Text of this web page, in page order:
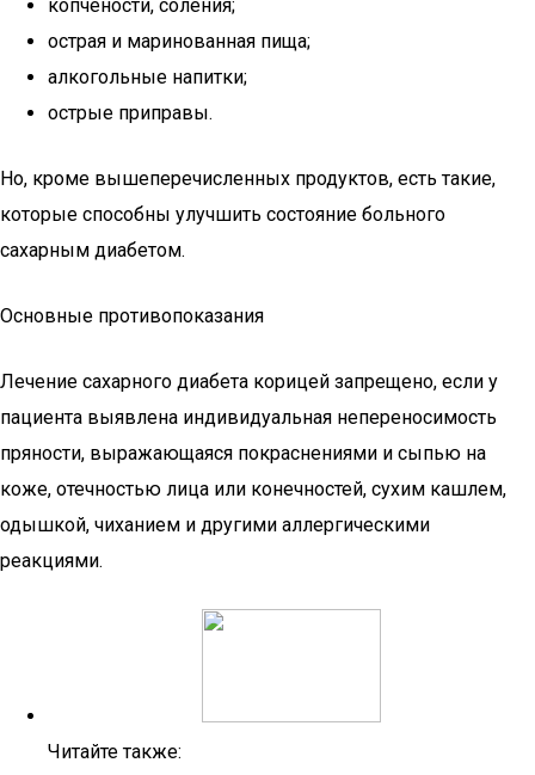
копчености, соления;
острая и маринованная пища;
алкогольные напитки;
острые приправы.
Но, кроме вышеперечисленных продуктов, есть такие,
которые способны улучшить состояние больного
сахарным диабетом.
Основные противопоказания
Лечение сахарного диабета корицей запрещено, если у
пациента выявлена индивидуальная непереносимость
пряности, выражающаяся покраснениями и сыпью на
коже, отечностью лица или конечностей, сухим кашлем,
одышкой, чиханием и другими аллергическими
реакциями.
Читайте также: